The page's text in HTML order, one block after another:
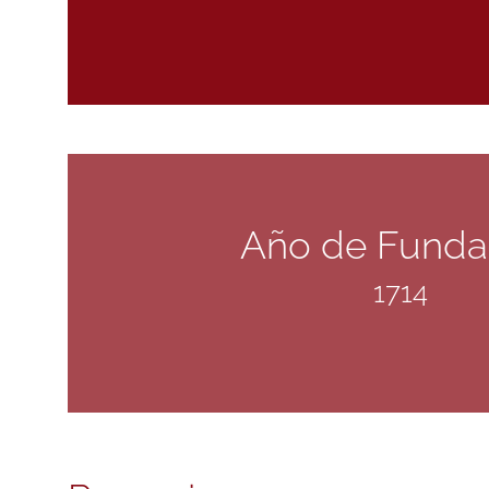
Año de
1714